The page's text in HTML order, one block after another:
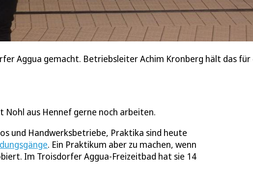
Aggua gemacht. Betriebsleiter Achim Kronberg hält das für
aus Hennef gerne noch arbeiten.
und Handwerksbetriebe, Praktika sind heute
. Ein Praktikum aber zu machen, wenn
Im Troisdorfer Aggua-Freizeitbad hat sie 14